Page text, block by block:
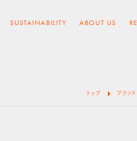
SUSTAINABILITY ABOUT US
トップ arrow_right ブランド